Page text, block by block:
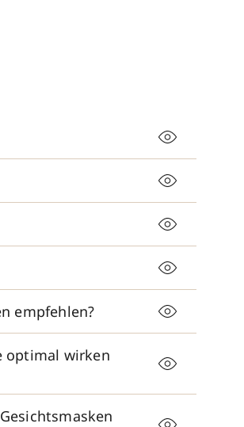
empfehlen?
optimal wirken